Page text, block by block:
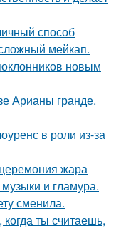
способ
мейкап.
новым
Арианы гранде.
в роли из-за
жара
и гламура.
сменила.
когда ты считаешь,